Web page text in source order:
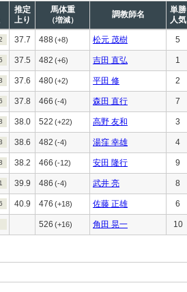
推定
上り
馬体重
（増減）
調教師名
単勝
人気
37.7 488(+8) 松元 茂樹 5
37.5 482 (+6) 吉田 直弘 1
37.6 480(+2) 平田 修 2
37.8 466 (-4) 森田 直行 7
38.0 522 (+22) 高野 友和 3
38.6 482 (-4) 湯窪 幸雄 4
38.2 466 (-12) 安田 隆行 9
1 39.9 486 (-4) 武井 亮 8
40.9 476 (+18) 佐藤 正雄 6
526 (+16) 角田 晃一 10